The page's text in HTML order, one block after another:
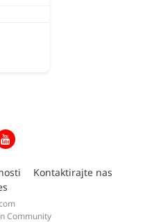
Kontaktirajte nas
Community